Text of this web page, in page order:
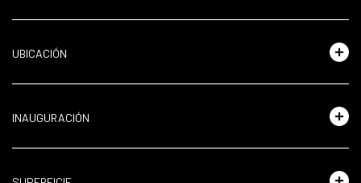
UBICACIÓN
INAUGURACIÓN